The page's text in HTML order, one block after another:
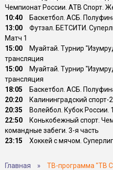
Чемпионат России. АТВ Спорт.
10:40
Баскетбол. АСБ.
13:00
Футзал. БЕТСИТИ.
Матч 1
15:00
Муайтай. Турнир
трансляция
15:00
Муайтай. Турнир
трансляция
18:05
Баскетбол. АСБ.
20:20
Калининградский спорт-
20:35
Волейбол. Кубок
22:50
Конькобежный спорт.
командные забеги. 3-я часть
23:15
Хоккей с мячом.
Главная » ТВ-программа "ТВ